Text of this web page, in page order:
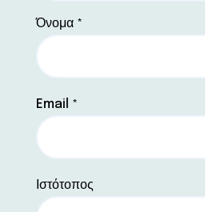
Όνομα *
Email *
Ιστότοπος